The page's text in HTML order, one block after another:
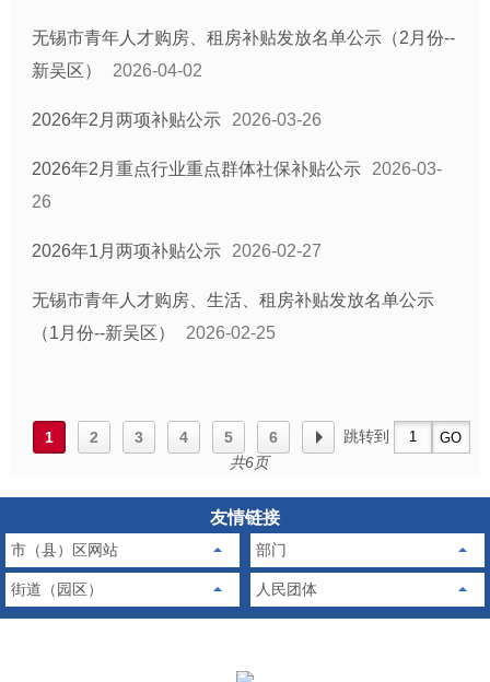
无锡市青年人才购房、租房补贴发放名单公示（2月份--
新吴区）
2026-04-02
2026年2月两项补贴公示 2026-03-26
2026年2月重点行业重点群体社保补贴公示
2026-03-
26
2026年1月两项补贴公示 2026-02-27
无锡市青年人才购房、生活、租房补贴发放名单公示
（1月份--新吴区）
2026-02-25
1 2 3 4 5 6
跳转到
共6页
友情链接
市（县）区网站 部门
街道（园区） 人民团体